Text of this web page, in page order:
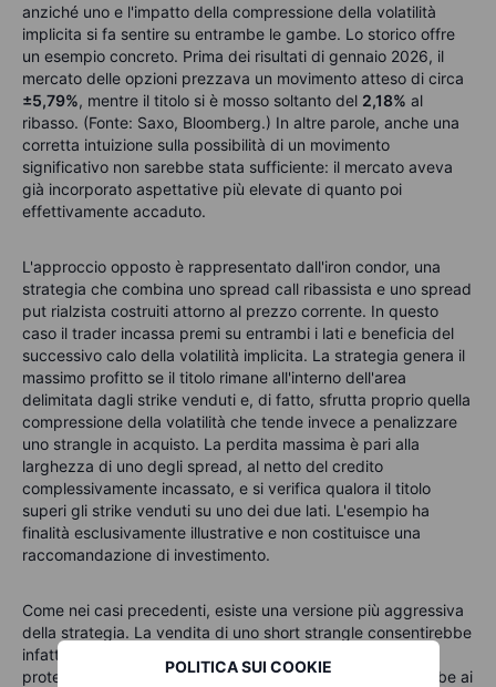
POLITICA SUI COOKIE
anziché uno e l'impatto della compressione della volatilità
implicita si fa sentire su entrambe le gambe. Lo storico offre
un esempio concreto. Prima dei risultati di gennaio 2026, il
mercato delle opzioni prezzava un movimento atteso di circa
±5,79%, mentre il titolo si è mosso soltanto del 2,18% al
ribasso. (Fonte: Saxo, Bloomberg.) In altre parole, anche una
corretta intuizione sulla possibilità di un movimento
significativo non sarebbe stata sufficiente: il mercato aveva
già incorporato aspettative più elevate di quanto poi
effettivamente accaduto.
L'approccio opposto è rappresentato dall'iron condor, una
strategia che combina uno spread call ribassista e uno spread
put rialzista costruiti attorno al prezzo corrente. In questo
caso il trader incassa premi su entrambi i lati e beneficia del
successivo calo della volatilità implicita. La strategia genera il
massimo profitto se il titolo rimane all'interno dell'area
delimitata dagli strike venduti e, di fatto, sfrutta proprio quella
compressione della volatilità che tende invece a penalizzare
uno strangle in acquisto. La perdita massima è pari alla
larghezza di uno degli spread, al netto del credito
complessivamente incassato, e si verifica qualora il titolo
superi gli strike venduti su uno dei due lati. L'esempio ha
finalità esclusivamente illustrative e non costituisce una
raccomandazione di investimento.
Come nei casi precedenti, esiste una versione più aggressiva
della strategia. La vendita di uno short strangle consentirebbe
infatti di incassare premi più elevati eliminando le ali di
protezione dell'iron condor. In cambio, però, si rinuncerebbe ai